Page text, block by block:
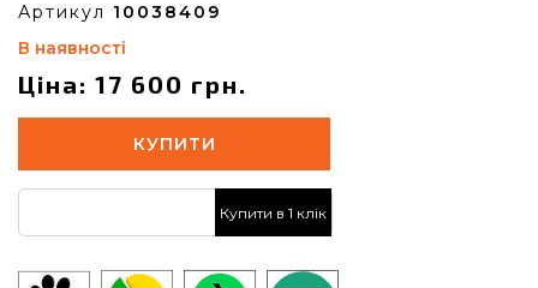
Артикул 10038409
В наявності
Ціна: 17 600 грн.
КУПИТИ
Купити в 1 клік